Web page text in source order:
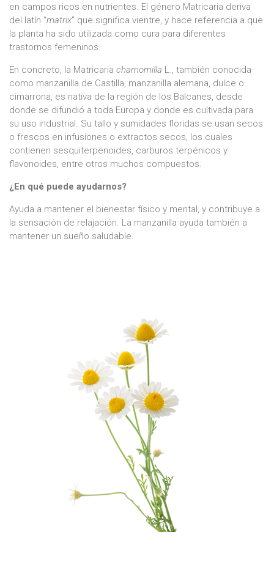
en campos ricos en nutrientes. El género Matricaria deriva
del latín “matrix” que significa vientre, y hace referencia a que
la planta ha sido utilizada como cura para diferentes
trastornos femeninos.
En concreto, la Matricaria chamomilla L., también conocida
como manzanilla de Castilla, manzanilla alemana, dulce o
cimarrona, es nativa de la región de los Balcanes, desde
donde se difundió a toda Europa y donde es cultivada para
su uso industrial. Su tallo y sumidades floridas se usan secos
o frescos en infusiones o extractos secos, los cuales
contienen sesquiterpenoides, carburos terpénicos y
flavonoides, entre otros muchos compuestos.
¿En qué puede ayudarnos?
Ayuda a mantener el bienestar físico y mental, y contribuye a
la sensación de relajación. La manzanilla ayuda también a
mantener un sueño saludable.